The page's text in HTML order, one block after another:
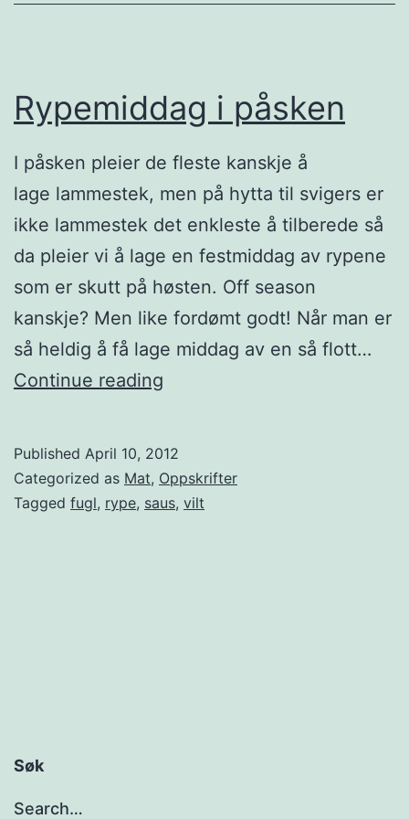
–
d
r
o
p
p
f
o
l
!
r
a
v
e
l
g
k
ø
Rypemiddag i påsken
I påsken pleier de fleste kanskje å
lage lammestek, men på hytta til svigers er
ikke lammestek det enkleste å tilberede så
da pleier vi å lage en festmiddag av rypene
som er skutt på høsten. Off season
kanskje? Men like fordømt godt! Når man er
så heldig å få lage middag av en så flott…
Continue reading
e
m
Published April 10, 2012
Categorized as Mat, Oppskrifter
Tagged fugl, rype, saus, vilt
Søk
Search…